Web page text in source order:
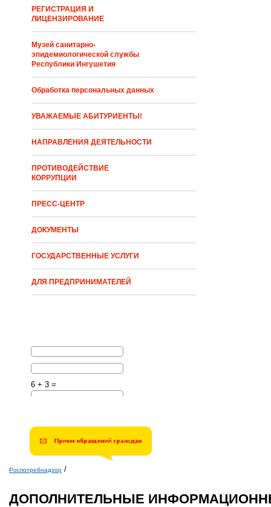
РЕГИСТРАЦИЯ И
ЛИЦЕНЗИРОВАНИЕ
Музей санитарно-
эпидемиологической службы
Республики Ингушетия
Обработка персональных данных
УВАЖАЕМЫЕ АБИТУРИЕНТЫ!
НАПРАВЛЕНИЯ ДЕЯТЕЛЬНОСТИ
ПРОТИВОДЕЙСТВИЕ
КОРРУПЦИИ
ПРЕСС-ЦЕНТР
ДОКУМЕНТЫ
ГОСУДАРСТВЕННЫЕ УСЛУГИ
ДЛЯ ПРЕДПРИНИМАТЕЛЕЙ
6 + 3 =
Роспотребнадзор /
ДОПОЛНИТЕЛЬНЫЕ